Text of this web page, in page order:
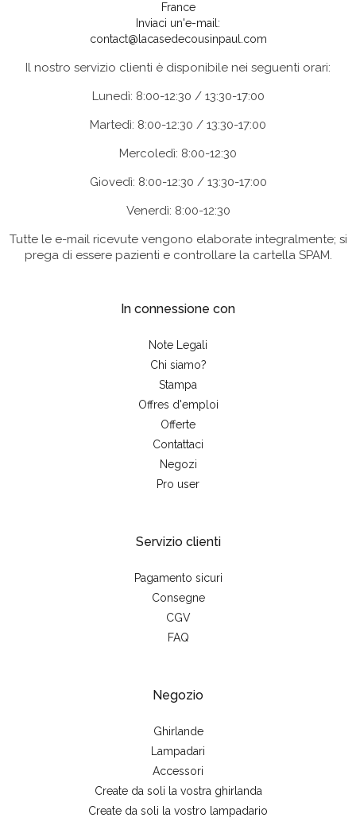
France
Inviaci un'e-mail:
contact@lacasedecousinpaul.com
Il nostro servizio clienti è disponibile nei seguenti orari:
Lunedì: 8:00-12:30 / 13:30-17:00
Martedì: 8:00-12:30 / 13:30-17:00
Mercoledì: 8:00-12:30
Giovedì: 8:00-12:30 / 13:30-17:00
Venerdì: 8:00-12:30
Tutte le e-mail ricevute vengono elaborate integralmente; si
prega di essere pazienti e controllare la cartella SPAM.
In connessione con
Note Legali
Chi siamo?
Stampa
Offres d'emploi
Offerte
Contattaci
Negozi
Pro user
Servizio clienti
Pagamento sicuri
Consegne
CGV
FAQ
Negozio
Ghirlande
Lampadari
Accessori
Create da soli la vostra ghirlanda
Create da soli la vostro lampadario